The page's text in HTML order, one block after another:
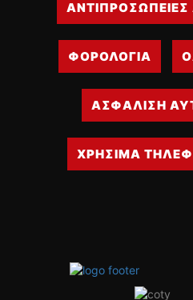
ΦΟΡΟΛΟΓΙΑ
ΑΣΦΑΛΙΣΗ
ΧΡΗΣΙΜΑ